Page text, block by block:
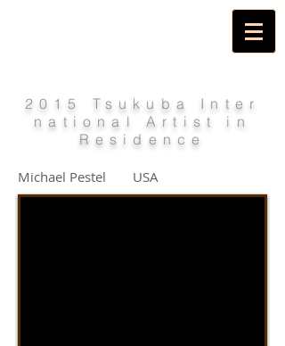
2015 Tsukuba Inter
national Artist in
Residence
Michael Pestel USA